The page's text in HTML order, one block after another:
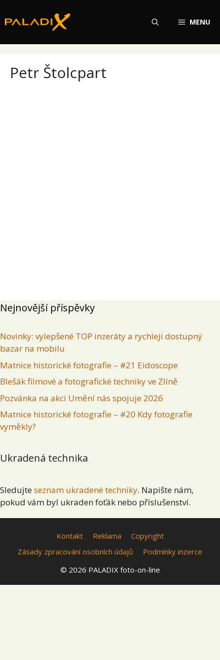
na
MENU
Petr Štolcpart
Nejnovější příspěvky
Novinky: vylepšené TOP inzeráty a rychleji dostupný
bazar na mobilu
Matnice historické fotografie – #21 Eidoscope
Blešák filmové a fotografické techniky ve Zlíně
Pozvánka na akci Umění nás spojuje 2026
Matnice historické fotografie – #20 Kdy fotografie
vyměkly?
Ukradená technika
Sledujte seznam ukradené techniky. Napište nám,
pokud vám byl ukraden foťák nebo příslušenství.
Kontakt Reklama
Copyright
Zásady zpracování osobních údajů
Podmínky inzerce
© 2026 PALADIX foto-on-line